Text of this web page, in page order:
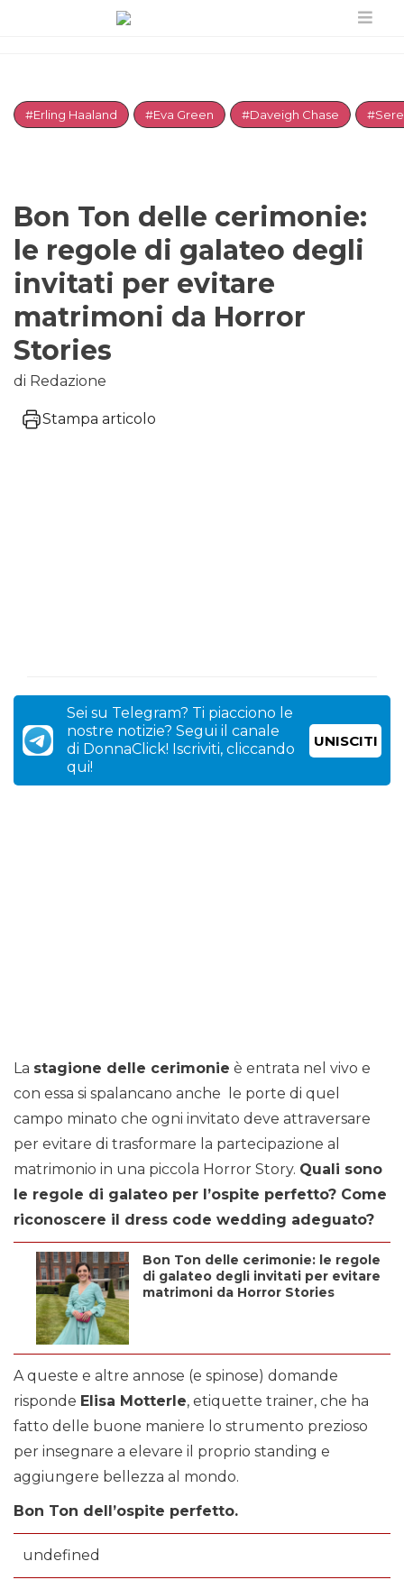
#Erling Haaland #Eva Green #Daveigh Chase
Bon Ton delle cerimonie:
le regole di galateo degli
invitati per evitare
matrimoni da Horror
Stories
di Redazione
Stampa articolo
Sei su Telegram? Ti piacciono le
nostre notizie? Segui il canale
di DonnaClick! Iscriviti, cliccando
qui!
UNISCITI
La stagione delle cerimonie è entrata nel vivo e
con essa si spalancano anche le porte di quel
campo minato che ogni invitato deve attraversare
per evitare di trasformare la partecipazione al
matrimonio in una piccola Horror Story. Quali sono
le regole di galateo per l’ospite perfetto? Come
riconoscere il dress code wedding adeguato?
Bon Ton delle cerimonie: le regole
di galateo degli invitati per evitare
matrimoni da Horror Stories
A queste e altre annose (e spinose) domande
risponde Elisa Motterle, etiquette trainer, che ha
fatto delle buone maniere lo strumento prezioso
per insegnare a elevare il proprio standing e
aggiungere bellezza al mondo.
Bon Ton dell’ospite perfetto.
undefined